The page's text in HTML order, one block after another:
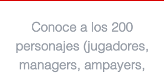
Conoce a los 200
personajes (jugadores,
managers, ampayers,